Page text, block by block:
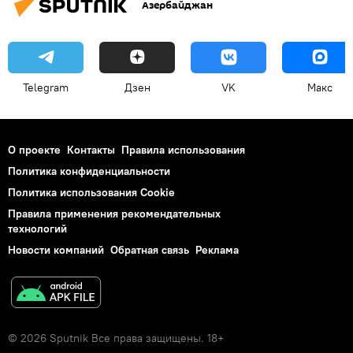
древний материк Гондвана Азербайджан
Telegram Дзен VK Макс
О проекте Контакты Правила использования
Политика конфиденциальности
Политика использования Cookie
Правила применения рекомендательных
технологий
Новости компаний Обратная связь Реклама
© 2026 Sputnik Все права защищены. 18+